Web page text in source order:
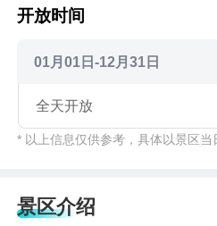
开放时间
01月01日-12月31日
全天开放
* 以上信息仅供参考，具体以景区当
景区介绍